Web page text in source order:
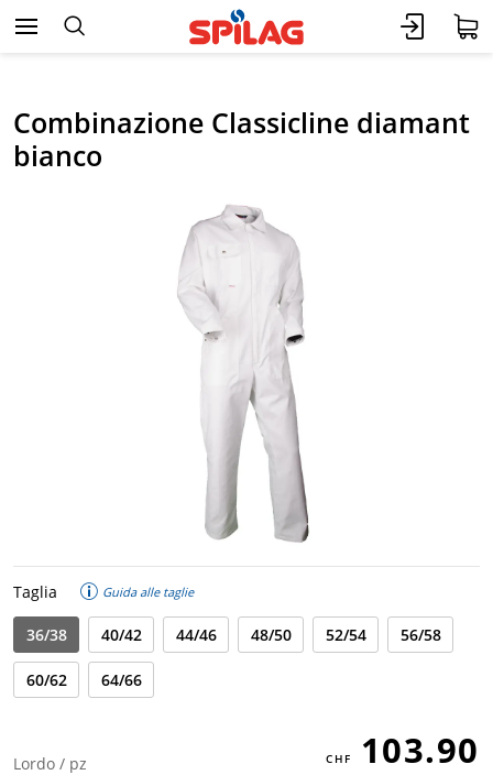
Combinazione Classicline diamant
bianco
Taglia Guida alle taglie
36/38 40/42 44/46 48/50 52/54 56/58
60/62 64/66
Lordo / pz 103.90